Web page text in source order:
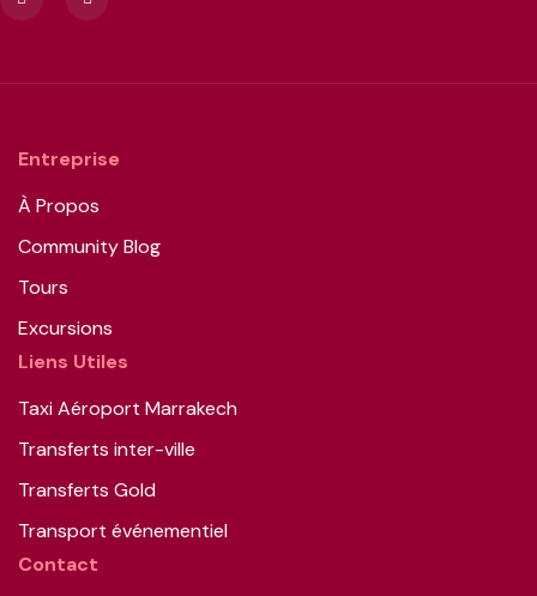
Entreprise
À Propos
Community Blog
Tours
Excursions
Liens Utiles
Taxi Aéroport Marrakech
Transferts inter-ville
Transferts Gold
Transport événementiel
Contact